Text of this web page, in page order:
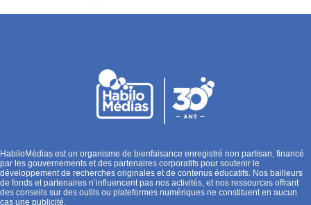
HabiloMédias est un organisme de bienfaisance enregistré non partisan, financé
par les gouvernements et des partenaires corporatifs pour soutenir le
développement de recherches originales et de contenus éducatifs. Nos bailleurs
de fonds et partenaires n’influencent pas nos activités, et nos ressources offrant
des conseils sur des outils ou plateformes numériques ne constituent en aucun
cas une publicité.